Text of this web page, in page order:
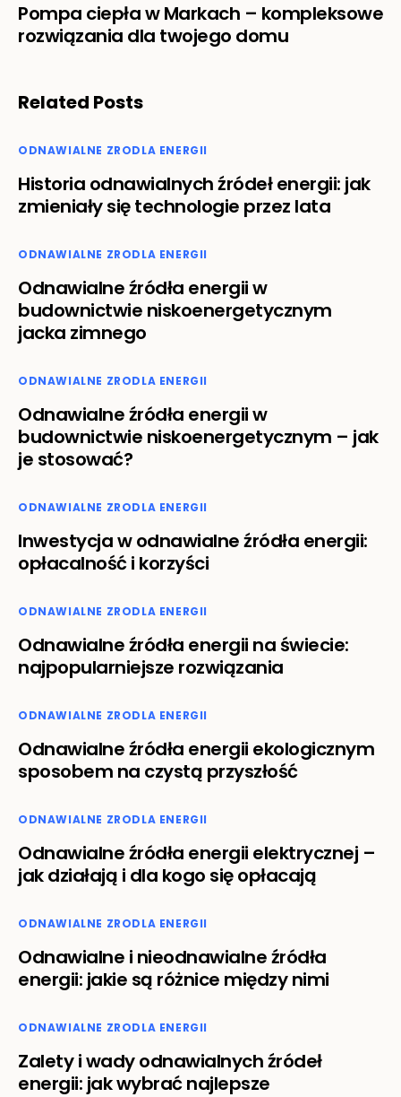
Pompa ciepła w Markach – kompleksowe
rozwiązania dla twojego domu
Related Posts
ODNAWIALNE ZRODLA ENERGII
Historia odnawialnych źródeł energii: jak
zmieniały się technologie przez lata
ODNAWIALNE ZRODLA ENERGII
Odnawialne źródła energii w
budownictwie niskoenergetycznym
jacka zimnego
ODNAWIALNE ZRODLA ENERGII
Odnawialne źródła energii w
budownictwie niskoenergetycznym – jak
je stosować?
ODNAWIALNE ZRODLA ENERGII
Inwestycja w odnawialne źródła energii:
opłacalność i korzyści
ODNAWIALNE ZRODLA ENERGII
Odnawialne źródła energii na świecie:
najpopularniejsze rozwiązania
ODNAWIALNE ZRODLA ENERGII
Odnawialne źródła energii ekologicznym
sposobem na czystą przyszłość
ODNAWIALNE ZRODLA ENERGII
Odnawialne źródła energii elektrycznej –
jak działają i dla kogo się opłacają
ODNAWIALNE ZRODLA ENERGII
Odnawialne i nieodnawialne źródła
energii: jakie są różnice między nimi
ODNAWIALNE ZRODLA ENERGII
Zalety i wady odnawialnych źródeł
energii: jak wybrać najlepsze